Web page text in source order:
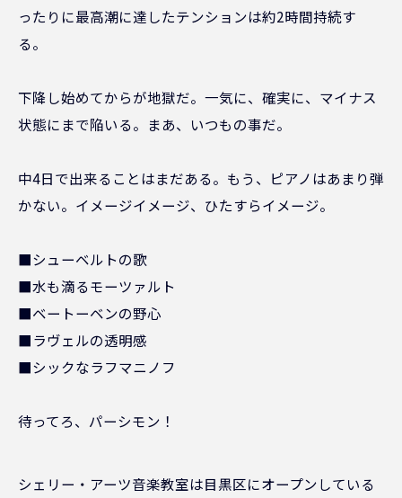
ったりに最高潮に達したテンションは約2時間持続す
る。
下降し始めてからが地獄だ。一気に、確実に、マイナス
状態にまで陥いる。まあ、いつもの事だ。
中4日で出来ることはまだある。もう、ピアノはあまり弾
かない。イメージイメージ、ひたすらイメージ。
■シューベルトの歌
■水も滴るモーツァルト
■ベートーベンの野心
■ラヴェルの透明感
■シックなラフマニノフ
待ってろ、パーシモン！
シェリー・アーツ音楽教室は目黒区にオープンしている